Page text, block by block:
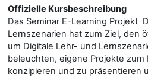
Offizielle Kursbeschreibung
Das Seminar E-Learning Projekt 
Lernszenarien hat zum Ziel, den
um Digitale Lehr- und
beleuchten, eigene Projekte zum
konzipieren und zu präsentieren